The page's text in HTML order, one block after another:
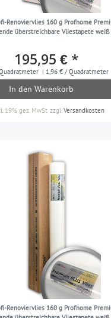
Renoviervlies 160 g Profhome
überstreichbare Vliestapete
195,95 € *
| 1,96 € / Quadratmeter
In den Warenkorb
19% ges. MwSt.zzgl.Versandkosten
Renoviervlies 160 g Profhome